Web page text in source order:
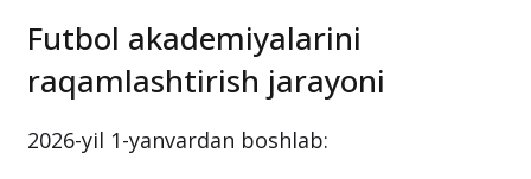
Futbol akademiyalarini
raqamlashtirish jarayoni
2026-yil 1-yanvardan boshlab: